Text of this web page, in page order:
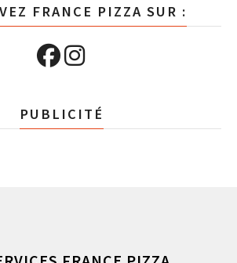
FRANCE PIZZA SUR :
PUBLICITÉ